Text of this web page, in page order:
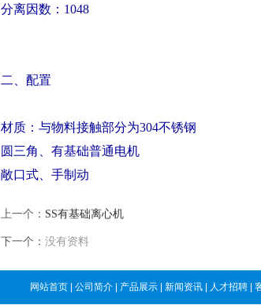
分离因数：1048
二、配置
材质：与物料接触部分为304不锈钢
圆三角、 有基础普通电机
敞口式、 手制动
上一个： SS有基础离心机
下一个： 没有资料
网站首页| 公司简介| 产品展示| 新闻资讯| 人才招聘|